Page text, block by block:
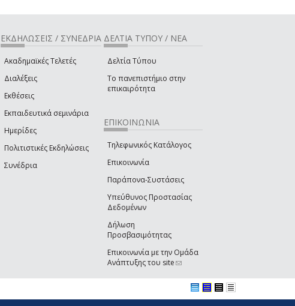
ΕΚΔΗΛΩΣΕΙΣ / ΣΥΝΕΔΡΙΑ
Ακαδημαϊκές Τελετές
Διαλέξεις
Εκθέσεις
Εκπαιδευτικά σεμινάρια
Ημερίδες
Πολιτιστικές Εκδηλώσεις
Συνέδρια
ΔΕΛΤΙΑ ΤΥΠΟΥ / ΝΕΑ
Δελτία Τύπου
Το πανεπιστήμιο στην
επικαιρότητα
ΕΠΙΚΟΙΝΩΝΙΑ
Τηλεφωνικός Κατάλογος
Επικοινωνία
Παράπονα-Συστάσεις
Υπεύθυνος Προστασίας
Δεδομένων
Δήλωση
Προσβασιμότητας
Επικοινωνία με την Ομάδα
Ανάπτυξης του site(link sends e-mail)